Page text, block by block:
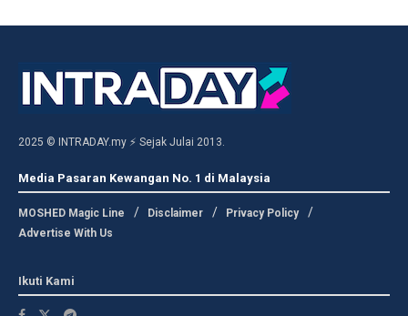
2025 © INTRADAY.my ⚡ Sejak Julai 2013.
Media Pasaran Kewangan No. 1 di Malaysia
MOSHED Magic Line Disclaimer
Privacy Policy
Advertise With Us
Ikuti Kami